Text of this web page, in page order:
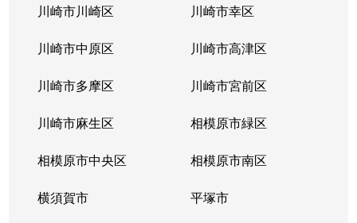
川崎市川崎区 川崎市幸区
川崎市中原区 川崎市高津区
川崎市多摩区 川崎市宮前区
川崎市麻生区 相模原市緑区
相模原市中央区 相模原市南区
横須賀市 平塚市